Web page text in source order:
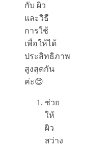
กับ ผิว
และวิธี
การใช้
เพื่อให้ได้
ประสิทธิภาพ
สูงสุดกัน
ค่ะ😊
ช่วย
ให้
ผิว
สว่าง